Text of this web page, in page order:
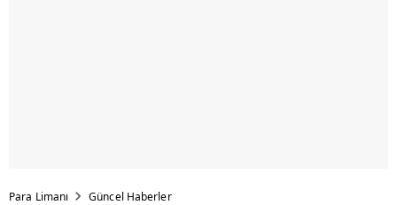
Para Limanı Güncel Haberler